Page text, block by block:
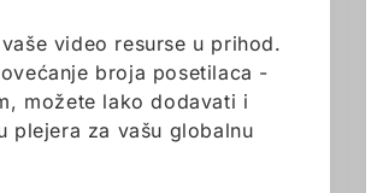
video resurse u prihod.
broja posetilaca -
možete lako dodavati i
plejera za vašu globalnu